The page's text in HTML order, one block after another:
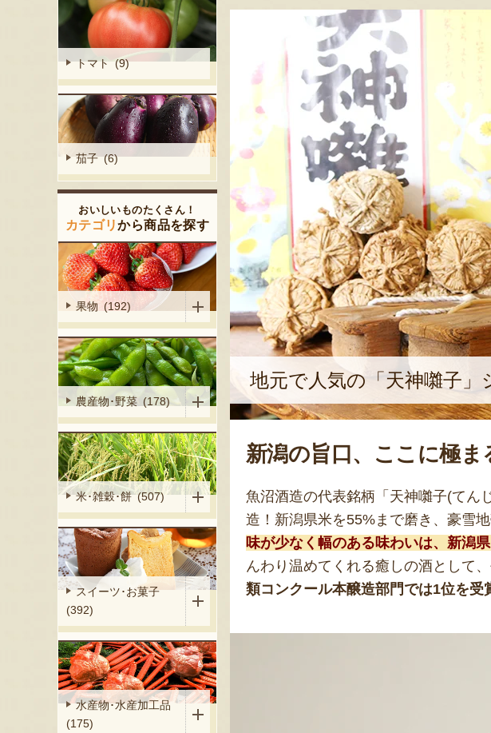
地元で人気の「天神囃子」
新潟の旨口、ここに極ま
魚沼酒造の代表銘柄「天神囃子(てん
造！新潟県米を55%まで磨き、豪雪
味が少なく幅のある味わいは、新潟
んわり温めてくれる癒しの酒として
類コンクール本醸造部門では1位を受
トマト (9)
茄子 (6)
おいしいものたくさん！
カテゴリから商品を探す
果物 (192)
農産物･野菜 (178)
米･雑穀･餅 (507)
スイーツ･お菓子
(392)
水産物･水産加工品
(175)